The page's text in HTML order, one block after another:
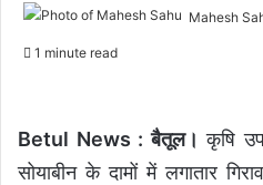
Mahesh
1 minute read
Betul News : बैतूल। कृषि
सोयाबीन के दामों में लगातार